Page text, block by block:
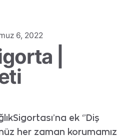
6, 2022
|
ek ‘’Diş
her zaman korumamız